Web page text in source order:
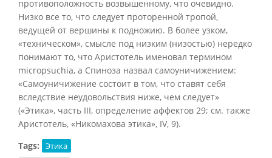
противоположность возвышенному, что очевидно.
Низко все то, что следует проторенной тропой,
ведущей от вершины к подножию. В более узком,
«техническом», смысле под низким (низостью) нередко
понимают то, что Аристотель именовал термином
micropsuchia, а Спиноза назвал самоуничижением:
«Самоуничижение состоит в том, что ставят себя
вследствие неудовольствия ниже, чем следует»
(«Этика», часть III, определение аффектов 29; см. также
Аристотель, «Никомахова этика», IV, 9).
Tags:
Этика